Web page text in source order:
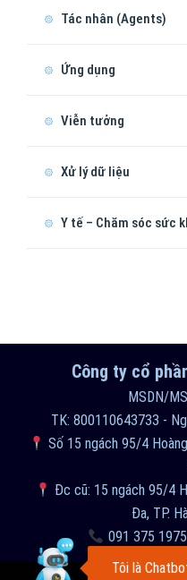
Tác nhân (Agents)
Ứng dụng
Viễn tưởng
Xử lý dữ liệu
Y tế – Chăm sóc sức
Công ty cổ
MSDN/
TK: 800110643733 -
Số 15 ngách 95/4
Đc cũ: 15 ngách 95/4
Đa, TP.
091 375 1975